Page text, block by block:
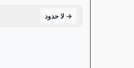
لا حدود →